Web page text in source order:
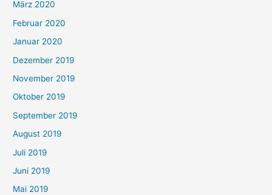
März 2020
Februar 2020
Januar 2020
Dezember 2019
November 2019
Oktober 2019
September 2019
August 2019
Juli 2019
Juni 2019
Mai 2019